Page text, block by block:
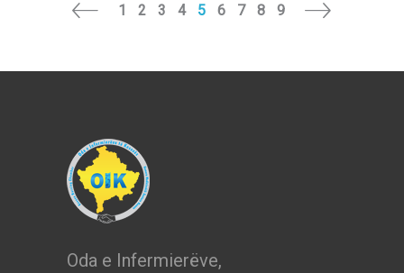
1 2 3 4 5 6 7 8 9
Oda e Infermierëve,